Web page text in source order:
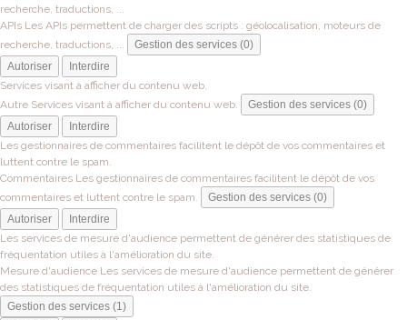
recherche, traductions, ...
APIs Les APIs permettent de charger des scripts : géolocalisation, moteurs de
recherche, traductions, ...
Gestion des services (0)
Autoriser
Interdire
Services visant à afficher du contenu web.
Autre Services visant à afficher du contenu web.
Gestion des services (0)
Autoriser
Interdire
Les gestionnaires de commentaires facilitent le dépôt de vos commentaires et
luttent contre le spam.
Commentaires Les gestionnaires de commentaires facilitent le dépôt de vos
commentaires et luttent contre le spam.
Gestion des services (0)
Autoriser
Interdire
Les services de mesure d'audience permettent de générer des statistiques de
fréquentation utiles à l'amélioration du site.
Mesure d'audience Les services de mesure d'audience permettent de générer
des statistiques de fréquentation utiles à l'amélioration du site.
Gestion des services (1)